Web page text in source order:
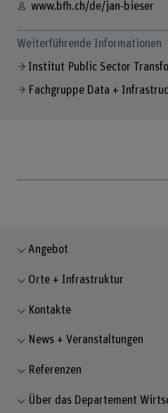
www.bfh.ch/de/jan-bieser
Weiterführende Informationen
Institut Public Sector
Fachgruppe Data +
Angebot
Orte + Infrastruktur
Kontakte
News + Veranstaltungen
Referenzen
Über das Departement